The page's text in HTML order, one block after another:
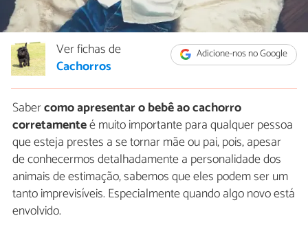
Adicione-nos no Google
Ver fichas de
Cachorros
Sabercomo apresentar o bebê ao cachorro
corretamenteé muito importante para qualquer pessoa
que esteja prestes a se tornar mãe ou pai, pois, apesar
de conhecermos detalhadamente a personalidade dos
animais de estimação, sabemos que eles podem ser um
tanto imprevisíveis. Especialmente quando algo novo está
envolvido.